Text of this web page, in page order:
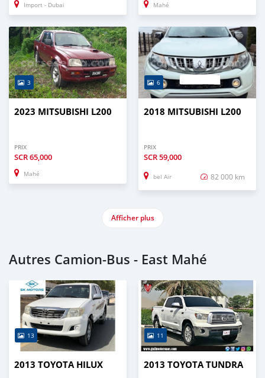
Import - Dubai Mahé
3
2023 MITSUBISHI L200
PRIX
SCR65,000
Mahé
6
2018 MITSUBISHI L200
PRIX
SCR59,000
bel Air 82 000 km
Afficher plus
Autres Camion‒Bus - East Mahé
13
2013 TOYOTA HILUX
11
2013 TOYOTA TUNDRA